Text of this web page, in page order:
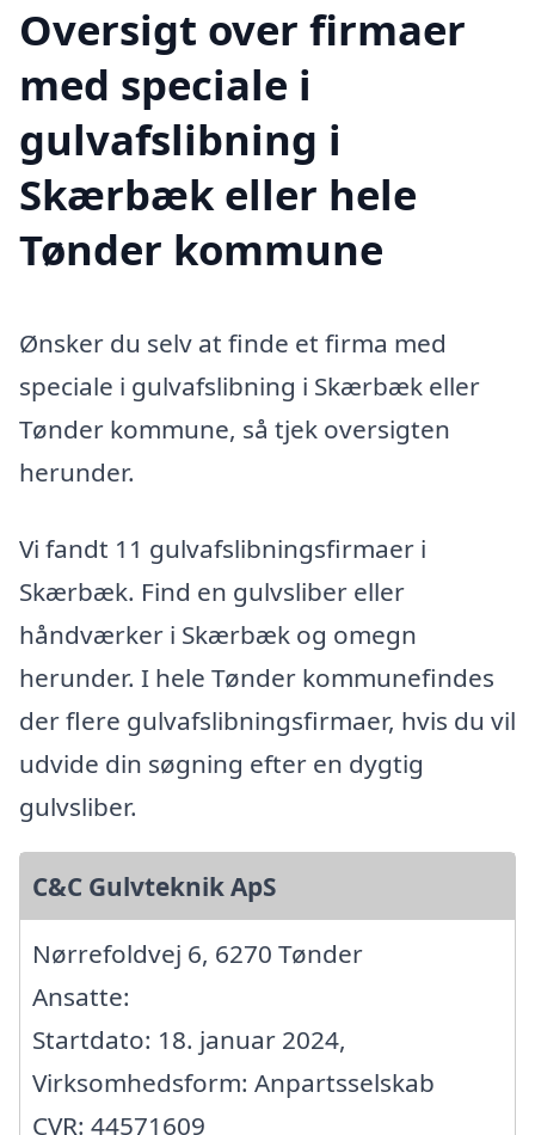
Oversigt over firmaer
med speciale i
gulvafslibning i
Skærbæk eller hele
Tønder kommune
Ønsker du selv at finde et firma med
speciale i gulvafslibning i Skærbæk eller
Tønder kommune, så tjek oversigten
herunder.
Vi fandt 11 gulvafslibningsfirmaer i
Skærbæk. Find en gulvsliber eller
håndværker i Skærbæk og omegn
herunder. I hele Tønder kommunefindes
der flere gulvafslibningsfirmaer, hvis du vil
udvide din søgning efter en dygtig
gulvsliber.
C&C Gulvteknik ApS
Nørrefoldvej 6, 6270 Tønder
Ansatte:
Startdato: 18. januar 2024,
Virksomhedsform: Anpartsselskab
CVR: 44571609